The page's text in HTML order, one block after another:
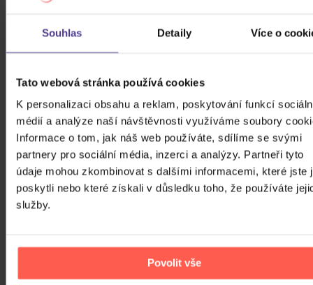
Souhlas Detaily Více o
Tato webová stránka používá cookies
K personalizaci obsahu a reklam, poskytování funkcí
médií a analýze naší návštěvnosti využíváme soubory
Informace o tom, jak náš web používáte, sdílíme se svými
partnery pro sociální média, inzerci a analýzy. Partneři tyto
údaje mohou zkombinovat s dalšími informacemi, které jste
poskytli nebo které získali v důsledku toho, že používáte
služby.
Povolit vše
Elektronika Praha Speaker cable
Skladem 47 Kč